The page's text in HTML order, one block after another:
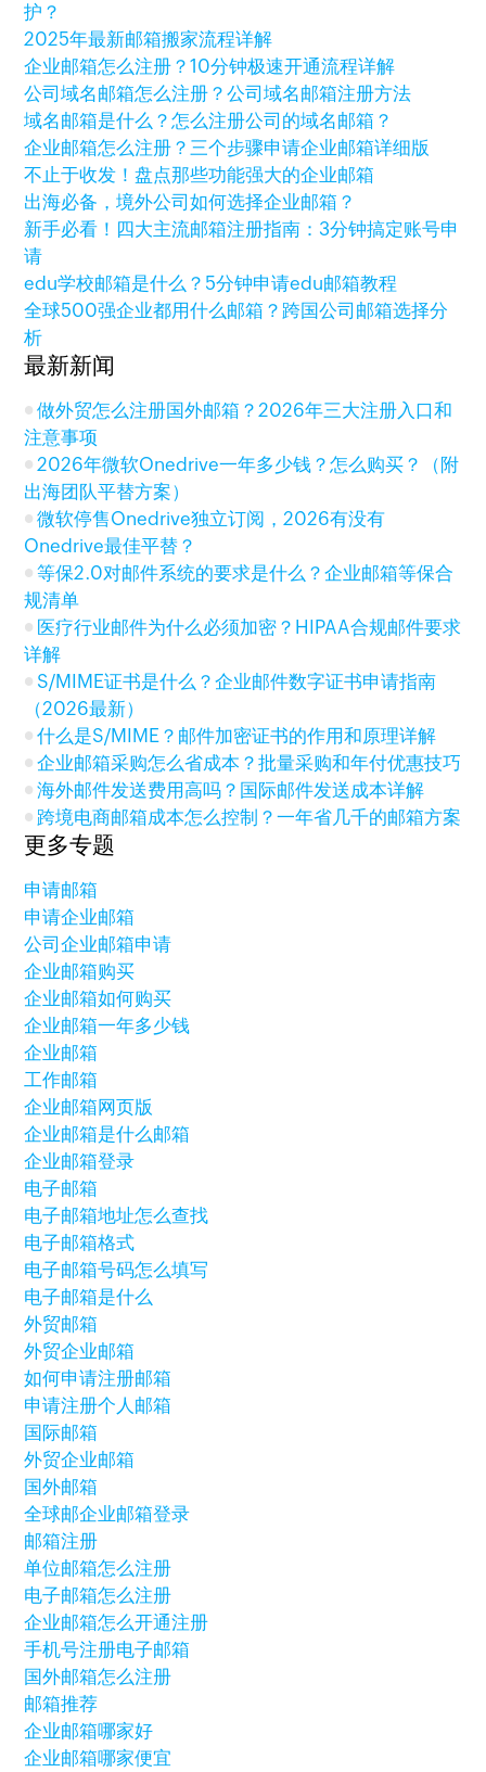
护？
2025年最新邮箱搬家流程详解
企业邮箱怎么注册？10分钟极速开通流程详解
公司域名邮箱怎么注册？公司域名邮箱注册方法
域名邮箱是什么？怎么注册公司的域名邮箱？
企业邮箱怎么注册？三个步骤申请企业邮箱详细版
不止于收发！盘点那些功能强大的企业邮箱
出海必备，境外公司如何选择企业邮箱？
新手必看！四大主流邮箱注册指南：3分钟搞定账号申
请
edu学校邮箱是什么？5分钟申请edu邮箱教程
全球500强企业都用什么邮箱？跨国公司邮箱选择分
析
最新新闻
做外贸怎么注册国外邮箱？2026年三大注册入口和
注意事项
2026年微软Onedrive一年多少钱？怎么购买？（附
出海团队平替方案）
微软停售Onedrive独立订阅，2026有没有
Onedrive最佳平替？
等保2.0对邮件系统的要求是什么？企业邮箱等保合
规清单
医疗行业邮件为什么必须加密？HIPAA合规邮件要求
详解
S/MIME证书是什么？企业邮件数字证书申请指南
（2026最新）
什么是S/MIME？邮件加密证书的作用和原理详解
企业邮箱采购怎么省成本？批量采购和年付优惠技巧
海外邮件发送费用高吗？国际邮件发送成本详解
跨境电商邮箱成本怎么控制？一年省几千的邮箱方案
更多专题
申请邮箱
申请企业邮箱
公司企业邮箱申请
企业邮箱购买
企业邮箱如何购买
企业邮箱一年多少钱
企业邮箱
工作邮箱
企业邮箱网页版
企业邮箱是什么邮箱
企业邮箱登录
电子邮箱
电子邮箱地址怎么查找
电子邮箱格式
电子邮箱号码怎么填写
电子邮箱是什么
外贸邮箱
外贸企业邮箱
如何申请注册邮箱
申请注册个人邮箱
国际邮箱
外贸企业邮箱
国外邮箱
全球邮企业邮箱登录
邮箱注册
单位邮箱怎么注册
电子邮箱怎么注册
企业邮箱怎么开通注册
手机号注册电子邮箱
国外邮箱怎么注册
邮箱推荐
企业邮箱哪家好
企业邮箱哪家便宜